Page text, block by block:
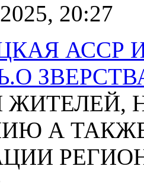
20:27
АССР
ЖИТЕЛЕЙ,
А